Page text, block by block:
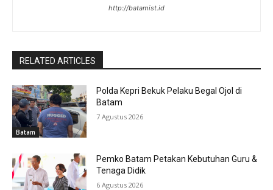
http://batamist.id
RELATED ARTICLES
Batam
Polda Kepri Bekuk Pelaku Begal Ojol di
Batam
7 Agustus 2026
Pemko Batam Petakan Kebutuhan Guru &
Tenaga Didik
6 Agustus 2026